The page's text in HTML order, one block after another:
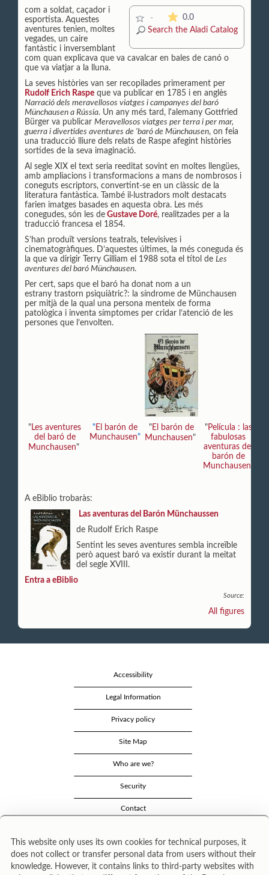
- 0.0The average rating is 0
Search the Aladi Catalog
com a soldat, caçador i
esportista. Aquestes
aventures tenien, moltes
vegades, un caire
fantàstic i inversemblant
com quan explicava que va cavalcar en bales de canó o
que va viatjar a la lluna.
La seves històries van ser recopilades primerament per
Rudolf Erich Raspe que va publicar en 1785 i en anglès
Narració dels meravellosos viatges i campanyes del baró
Münchausen a Rússia. Un any més tard, l'alemany Gottfried
Bürger va publicar Meravellosos viatges per terra i per mar,
guerra i divertides aventures de 'baró de Münchausen, on feia
una traducció lliure dels relats de Raspe afegint històries
sortides de la seva imaginació.
Al segle XIX el text seria reeditat sovint en moltes llengües,
amb ampliacions i transformacions a mans de nombrosos i
coneguts escriptors, convertint-se en un clàssic de la
literatura fantàstica. També il·lustradors molt destacats
farien imatges basades en aquesta obra. Les més
conegudes, són les de Gustave Doré, realitzades per a la
traducció francesa el 1854.
S’han produït versions teatrals, televisives i
cinematogràfiques. D’aquestes últimes, la més coneguda és
la que va dirigir Terry Gilliam el 1988 sota el títol de Les
aventures del baró Münchausen.
Per cert, saps que el baró ha donat nom a un
estrany trastorn psiquiàtric?: la síndrome de Münchausen
per mitjà de la qual una persona menteix de forma
patològica i inventa símptomes per cridar l’atenció de les
persones que l’envolten.
"Les aventures
del baró de
Munchausen"
"El barón de
Munchausen"
"El barón de
Munchausen"
"Película : las
fabulosas
aventuras del
barón de
Munchausen
A eBiblio trobaràs:
Las aventuras del Barón Münchaussen
de Rudolf Erich Raspe
Sentint les seves aventures sembla increïble
però aquest baró va existir durant la meitat
del segle XVIII.
Entra a eBiblio
Source:
All figures
Accessibility
Legal Information
Privacy policy
Site Map
Who are we?
Security
Contact
This website only uses its own cookies for technical purposes, it
does not collect or transfer personal data from users without their
knowledge. However, it contains links to third-party websites with